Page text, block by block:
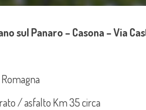
sul Panaro – Casona – Via
/ asfalto Km 35 circa